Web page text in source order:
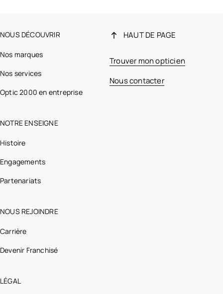
NOUS DÉCOUVRIR
Nos marques
Nos services
Optic 2000 en entreprise
NOTRE ENSEIGNE
Histoire
Engagements
Partenariats
NOUS REJOINDRE
Carrière
Devenir Franchisé
LÉGAL
HAUT DE PAGE
Trouver mon opticien
Nous contacter